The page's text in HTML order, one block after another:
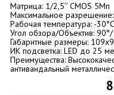
Матрица: 1/2,5’’ CMOS 5Мп
Максимальное
Рабочая температура: -
Угол обзора/Объектив:
Габаритные размеры:
ИК подсветка: LED до 25
Преимущества:
антивандальный